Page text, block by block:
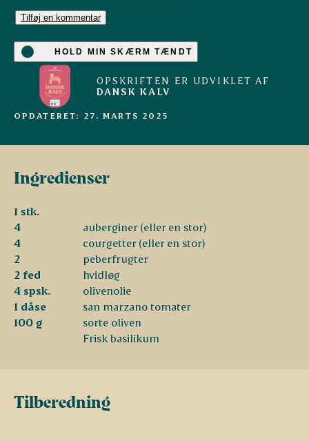
Tilføj en kommentar
HOLD MIN SKÆRM TÆNDT
OPSKRIFTEN ER UDVIKLET AF
DANSK KALV
OPDATERET: 27. MARTS 2025
Ingredienser
1 stk.
4
auberginer (eller en stor)
4
courgetter (eller en stor)
2
peberfrugter
2 fed
hvidløg
4 spsk.
olivenolie
1 dåse
san marzano tomater
100 g
sorte oliven
Frisk basilikum
Tilberedning